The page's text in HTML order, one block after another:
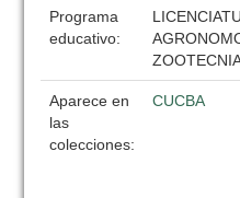
Programa
educativo:
Aparece en
las
colecciones:
CUCBA